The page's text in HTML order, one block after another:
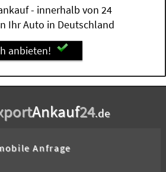
- innerhalb von 24
Ihr Auto in Deutschland
anbieten!
Ankauf24.de
Anfrage